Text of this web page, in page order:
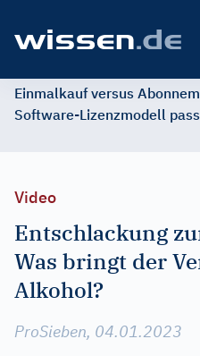
Einmalkauf versus
Software-Lizenzmodell
Video
Entschlackung
Was bringt der
Alkohol?
ProSieben, 04.01.2023